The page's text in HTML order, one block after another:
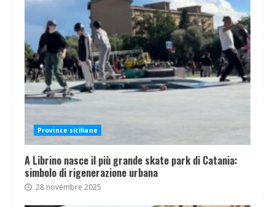
Province siciliane
A Librino nasce il più grande skate park di Catania:
simbolo di rigenerazione urbana
28 novembre 2025